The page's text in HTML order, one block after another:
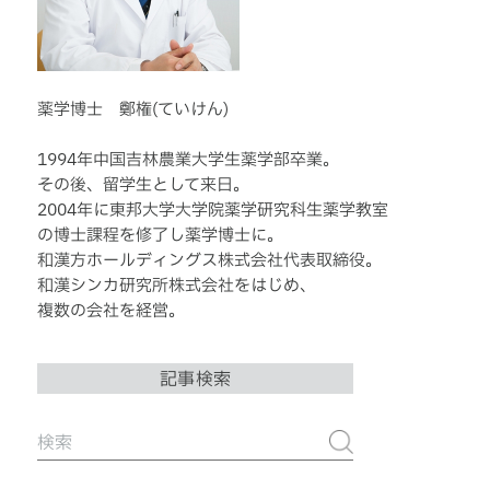
薬学博士 鄭権(ていけん)
1994年中国吉林農業大学生薬学部卒業。
その後、留学生として来日。
2004年に東邦大学大学院薬学研究科生薬学教室
の博士課程を修了し薬学博士に。
和漢方ホールディングス株式会社代表取締役。
和漢シンカ研究所株式会社をはじめ、
複数の会社を経営。
記事検索